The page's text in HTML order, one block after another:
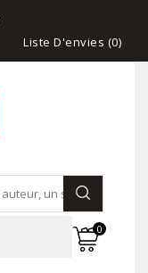
Liste D'envies (0)
0